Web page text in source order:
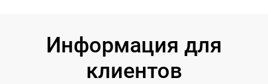
Информация для
клиентов